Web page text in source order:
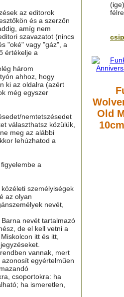
az editorok
és a szerzőn
amíg nem
szavazatot (nincs
"oké" vagy "gáz", a
értékelje a
három
ahhoz, hogy
ki az oldalra (azért
még egyszer
nemtetszésedet
választhatsz közülük,
meg az alábbi
lehúzhatod a
a
személyiségek
az olyan
nevét,
nevét tartalmazó
de el kell vetni a
itt és itt,
vannak, mert
azonosít egyértelműen
csoportokra: ha
ha ismeretlen,
Old